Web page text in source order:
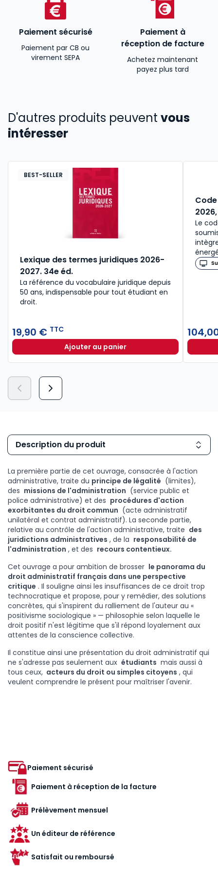
Paiement sécurisé
Paiement par CB ou
virement SEPA
Paiement à
réception de facture
Achetez maintenant
payez plus tard
D'autres produits peuvent vous
intéresser
BEST-SELLER
Lexique des termes juridiques 2026-
2027. 34e éd.
La référence du vocabulaire juridique depuis
50 ans, indispensable pour tout étudiant en
droit.​
19,90 € TTC
Ajouter au panierLexique des termes juridiques
Le
Description du produit
La première partie de cet ouvrage, consacrée à l'action
administrative, traite du principe de légalité (limites),
des missions de l'administration (service public et
police administrative) et des procédures d'action
exorbitantes du droit commun (acte administratif
unilatéral et contrat administratif). La seconde partie,
relative au contrôle de l'action administrative, traite des
juridictions administratives , de la responsabilité de
l'administration , et des recours contentieux.
Cet ouvrage a pour ambition de brosser le panorama du
droit administratif français dans une perspective
critique . Il souligne ainsi les insuffisances de ce droit trop
technocratique et propose, pour y remédier, des solutions
concrètes, qui s'inspirent du ralliement de l'auteur au «
positivisme sociologique » — philosophie selon laquelle le
droit positif n'est légitime que s'il répond loyalement aux
attentes de la conscience collective.
Il constitue ainsi une présentation du droit administratif qui
ne s'adresse pas seulement aux étudiants mais aussi à
tous ceux, acteurs du droit ou simples citoyens , qui
veulent comprendre le présent pour maîtriser l'avenir.
Paiement sécurisé
Paiement à réception de la facture
Prélèvement mensuel
Un éditeur de référence
Satisfait ou remboursé